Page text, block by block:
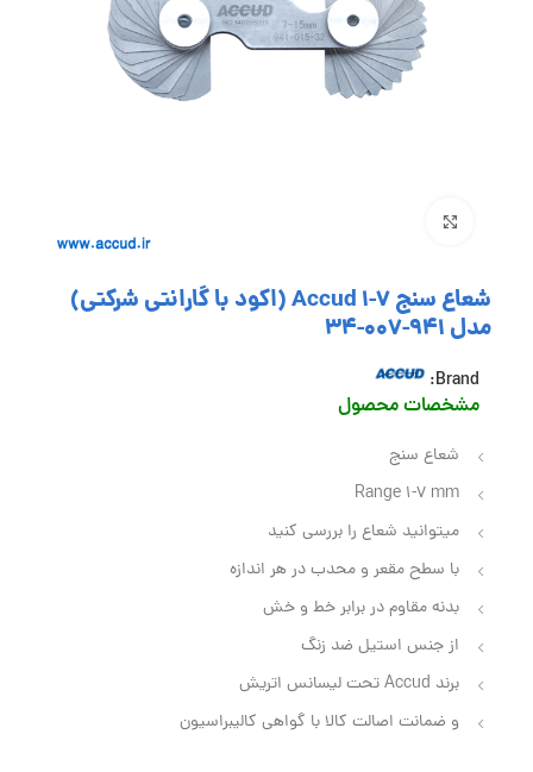
شعاع سنج 7-1 Accud (اکود با گارانتی شرکتی)
مدل 941-007-34
Brand:
مشخصات محصول
شعاع سنج
Range 1-7 mm
میتوانید شعاع را بررسی کنید
با سطح مقعر و محدب در هر اندازه
بدنه مقاوم در برابر خط و خش
از جنس استیل ضد زنگ
برند Accud تحت لیسانس اتریش
و ضمانت اصالت کالا با گواهی کالیبراسیون